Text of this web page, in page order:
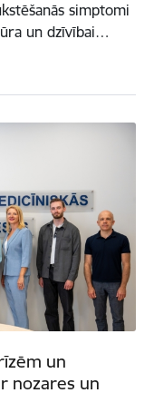
simptomi
un dzīvībai…
un
nozares un